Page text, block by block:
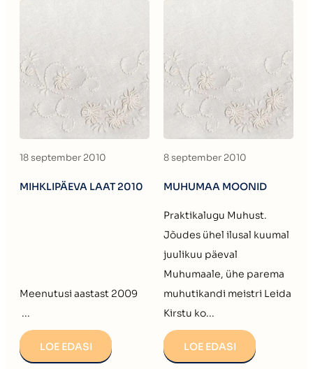
18 september 2010
MIHKLIPÄEVA LAAT 2010
Meenutusi aastast 2009
...
LOE EDASI
8 september 2010
MUHUMAA MOONID
Praktikalugu Muhust.
Jõudes ühel ilusal kuumal
juulikuu päeval
Muhumaale, ühe parema
muhutikandi meistri Leida
Kirstu ko...
LOE EDASI